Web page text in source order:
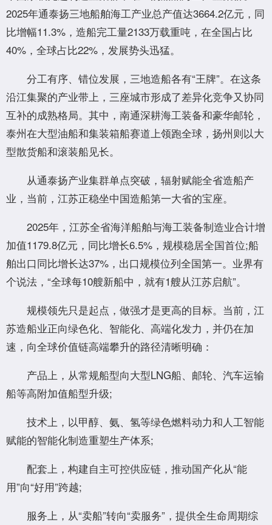
2025年通泰扬三地船舶海工产业总产值达3664.2亿元，同
比增幅11.3%，造船完工量2133万载重吨，在全国占比
40%，全球占比22%，发展势头迅猛。
分工有序、错位发展，三地造船各有“王牌”。在这条
沿江集聚的产业带上，三座城市形成了差异化竞争又协同
互补的成熟格局。其中，南通深耕海工装备和豪华邮轮，
泰州在大型油船和集装箱船赛道上领跑全球，扬州则以大
型散货船和滚装船见长。
从通泰扬产业集群单点突破，辐射赋能全省造船产
业，当前，江苏正稳坐中国造船第一大省的宝座。
2025年，江苏全省海洋船舶与海工装备制造业合计增
加值1179.8亿元，同比增长6.5%，规模稳居全国首位;船
舶出口同比增长达37%，出口规模位列全国第一。业界有
个说法，“全球每10艘新船中，就有1艘从江苏启航”。
规模领先只是起点，做强才是更高的目标。当前，江
苏造船业正向绿色化、智能化、高端化发力，并仍在加
速，向全球价值链高端攀升的路径清晰明确：
产品上，从常规船型向大型LNG船、邮轮、汽车运输
船等高附加值船型升级;
技术上，以甲醇、氨、氢等绿色燃料动力和人工智能
赋能的智能化制造重塑生产体系;
配套上，构建自主可控供应链，推动国产化从“能
用”向“好用”跨越;
服务上，从“卖船”转向“卖服务”，提供全生命周期综